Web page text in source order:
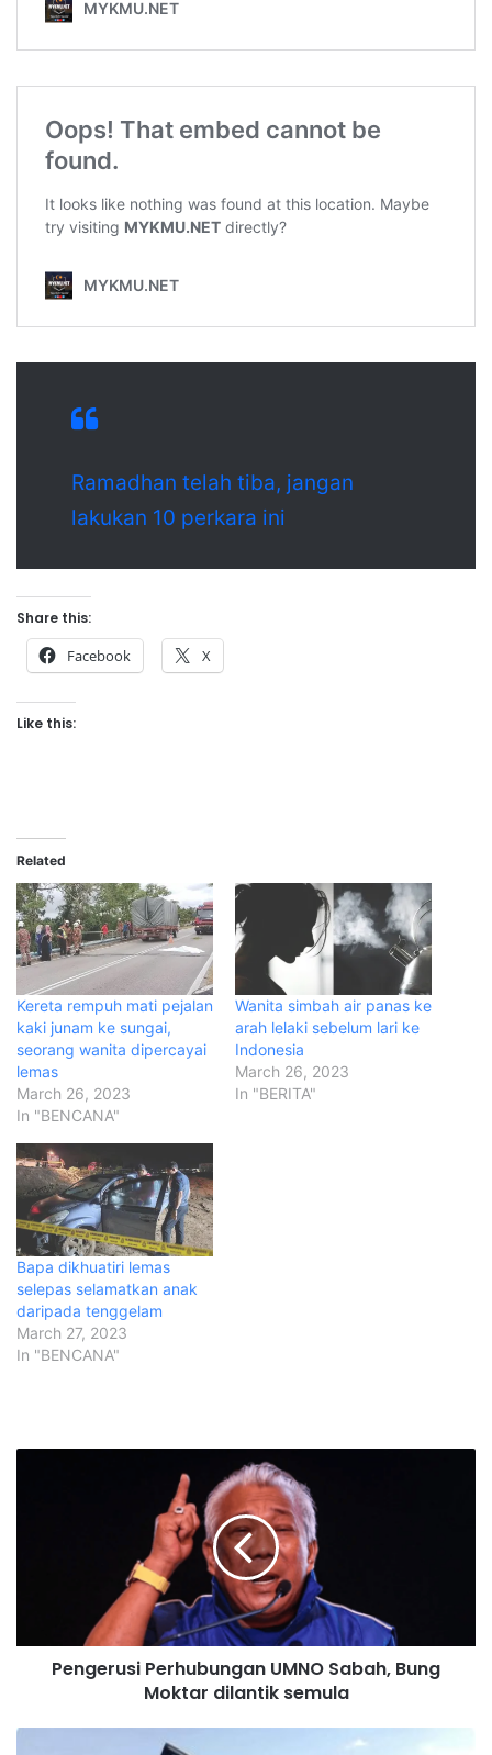
Ramadhan telah tiba, jangan
lakukan 10 perkara ini
Share this:
Facebook X
Like this:
Related
Kereta rempuh mati pejalan
kaki junam ke sungai,
seorang wanita dipercayai
lemas
March 26, 2023
In "BENCANA"
Wanita simbah air panas ke
arah lelaki sebelum lari ke
Indonesia
March 26, 2023
In "BERITA"
Bapa dikhuatiri lemas
selepas selamatkan anak
daripada tenggelam
March 27, 2023
In "BENCANA"
i
h
Pengerusi Perhubungan UMNO Sabah, Bung
Moktar dilantik semula